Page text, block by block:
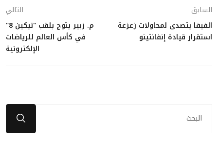
السابق
الفيفا يتصدى لمحاولات زعزعة
استقرار قيادة إنفانتينو
التالي
م. زبير يتوج بلقب "تيكين 8"
في كأس العالم للرياضات
الإلكترونية